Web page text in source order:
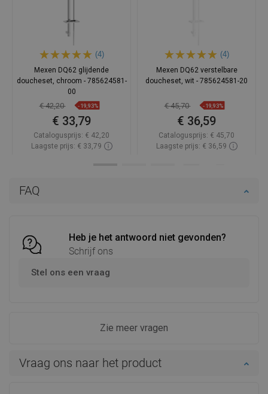
FAQ
Heb je het antwoord niet gevonden?
Schrijf ons
Stel ons een vraag
Zie meer vragen
Vraag ons naar het product
(4)
Mexen DQ62 glijdende
doucheset, chroom - 785624581-
00
€ 42,20 -19,93%
€ 33,79
Catalogusprijs: € 42,20
Laagste prijs: € 33,79
(4)
Mexen DQ62 verstelbare
doucheset, wit - 785624581-20
€ 45,70 -19,93%
€ 36,59
Catalogusprijs: € 45,70
Laagste prijs: € 36,59